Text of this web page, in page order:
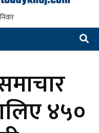
४५०